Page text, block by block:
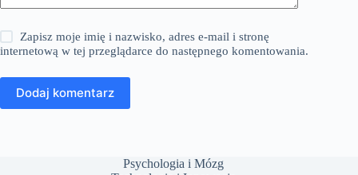
Zapisz moje imię i nazwisko, adres e-mail i stronę
internetową w tej przeglądarce do następnego komentowania.
Dodaj komentarz
Psychologia i Mózg